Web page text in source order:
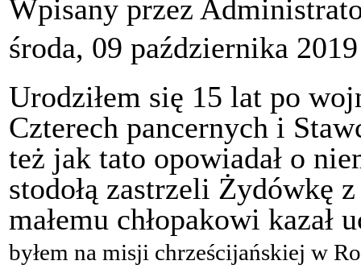
Wpisany przez
środa, 09 października
Urodziłem się 15 lat po
Czterech pancernych i
też jak tato opowiadał o
stodołą zastrzeli Żydówkę
małemu chłopakowi kazał
byłem na misji chrześcijańskiej w